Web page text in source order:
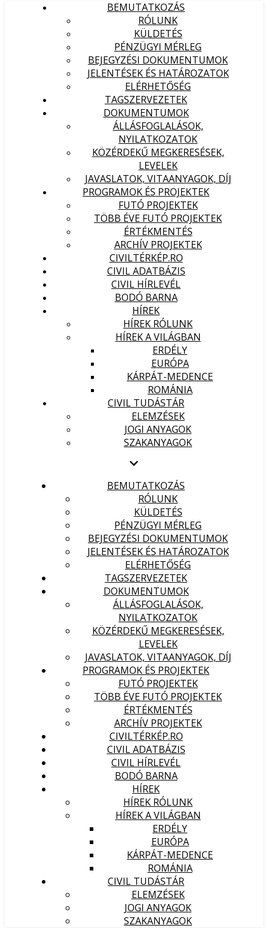
BEMUTATKOZÁS
RÓLUNK
KÜLDETÉS
PÉNZÜGYI MÉRLEG
BEJEGYZÉSI DOKUMENTUMOK
JELENTÉSEK ÉS HATÁROZATOK
ELÉRHETŐSÉG
TAGSZERVEZETEK
DOKUMENTUMOK
ÁLLÁSFOGLALÁSOK,
NYILATKOZATOK
KÖZÉRDEKŰ MEGKERESÉSEK,
LEVELEK
JAVASLATOK, VITAANYAGOK, DÍJ
PROGRAMOK ÉS PROJEKTEK
FUTÓ PROJEKTEK
TÖBB ÉVE FUTÓ PROJEKTEK
ÉRTÉKMENTÉS
ARCHÍV PROJEKTEK
CIVILTÉRKÉP.RO
CIVIL ADATBÁZIS
CIVIL HÍRLEVÉL
BODÓ BARNA
HÍREK
HÍREK RÓLUNK
HÍREK A VILÁGBAN
ERDÉLY
EURÓPA
KÁRPÁT-MEDENCE
ROMÁNIA
CIVIL TUDÁSTÁR
ELEMZÉSEK
JOGI ANYAGOK
SZAKANYAGOK
BEMUTATKOZÁS
RÓLUNK
KÜLDETÉS
PÉNZÜGYI MÉRLEG
BEJEGYZÉSI DOKUMENTUMOK
JELENTÉSEK ÉS HATÁROZATOK
ELÉRHETŐSÉG
TAGSZERVEZETEK
DOKUMENTUMOK
ÁLLÁSFOGLALÁSOK,
NYILATKOZATOK
KÖZÉRDEKŰ MEGKERESÉSEK,
LEVELEK
JAVASLATOK, VITAANYAGOK, DÍJ
PROGRAMOK ÉS PROJEKTEK
FUTÓ PROJEKTEK
TÖBB ÉVE FUTÓ PROJEKTEK
ÉRTÉKMENTÉS
ARCHÍV PROJEKTEK
CIVILTÉRKÉP.RO
CIVIL ADATBÁZIS
CIVIL HÍRLEVÉL
BODÓ BARNA
HÍREK
HÍREK RÓLUNK
HÍREK A VILÁGBAN
ERDÉLY
EURÓPA
KÁRPÁT-MEDENCE
ROMÁNIA
CIVIL TUDÁSTÁR
ELEMZÉSEK
JOGI ANYAGOK
SZAKANYAGOK